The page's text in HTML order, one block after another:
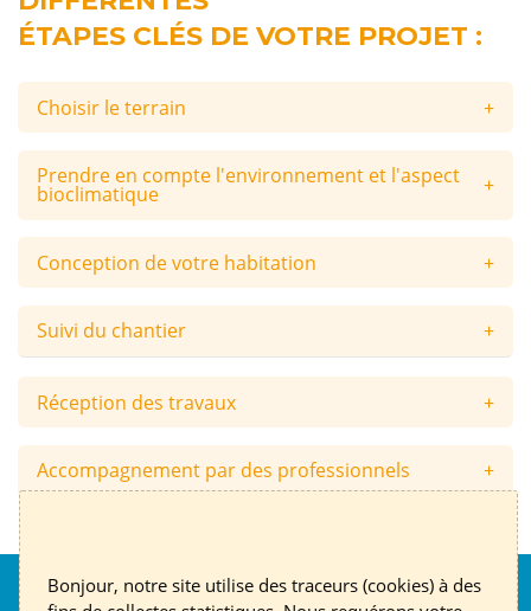
ÉTAPES CLÉS DE VOTRE PROJET :
Choisir le terrain
Prendre en compte l'environnement et l'aspect
bioclimatique
Conception de votre habitation
Suivi du chantier
Réception des travaux
Accompagnement par des professionnels
Nous suivre
Bonjour, notre site utilise des traceurs (cookies) à des